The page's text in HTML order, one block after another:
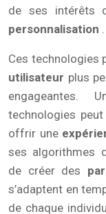
de ses intérêts
personnalisation .
Ces technologies
utilisateur plus
engageantes.
technologies
offrir une
ses algorithmes
de créer des
s’adaptent en
de chaque